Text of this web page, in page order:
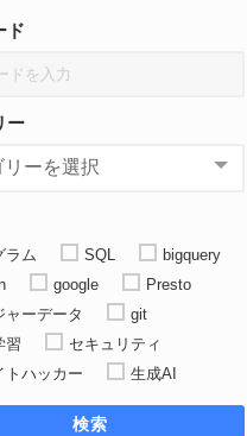
ド
ー
ラム SQL
bigquery
google
Presto
ャーデータ
git
習
セキュリティ
トハッカー
生成AI
検索